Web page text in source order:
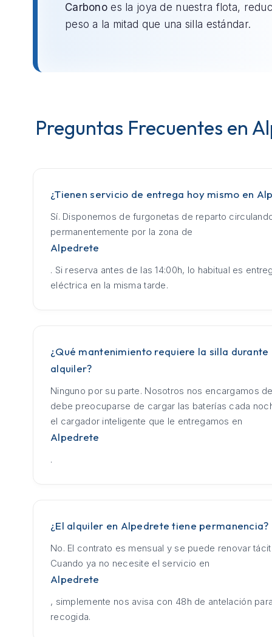
Carbono es la joya de nuestra flota,
peso a la mitad que una silla estándar.
Preguntas Frecuentes en
¿Tienen servicio de entrega hoy mismo en
Sí. Disponemos de furgonetas de reparto
permanentemente por la zona de
Alpedrete
. Si reserva antes de las 14:00h, lo habitual es
eléctrica en la misma tarde.
¿Qué mantenimiento requiere la silla durante
alquiler?
Ninguno por su parte. Nosotros nos encargamos
debe preocuparse de cargar las baterías cada
el cargador inteligente que le entregamos en
Alpedrete
.
¿El alquiler en Alpedrete tiene permanencia?
No. El contrato es mensual y se puede renovar
Cuando ya no necesite el servicio en
Alpedrete
, simplemente nos avisa con 48h de antelación
recogida.